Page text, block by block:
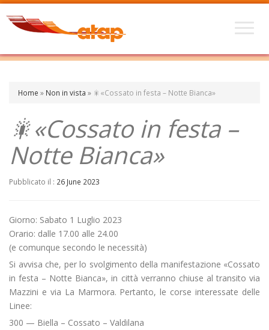
Home » Non in vista » 🎇«Cossato in festa – Notte Bianca»
🎇«Cossato in festa –
Notte Bianca»
Pubblicato il : 26 June 2023
Giorno: Sabato 1 Luglio 2023
Orario: dalle 17.00 alle 24.00
(e comunque secondo le necessità)
Si avvisa che, per lo svolgimento della manifestazione «Cossato
in festa – Notte Bianca», in città verranno chiuse al transito via
Mazzini e via La Marmora. Pertanto, le corse interessate delle
Linee:
300 — Biella – Cossato – Valdilana